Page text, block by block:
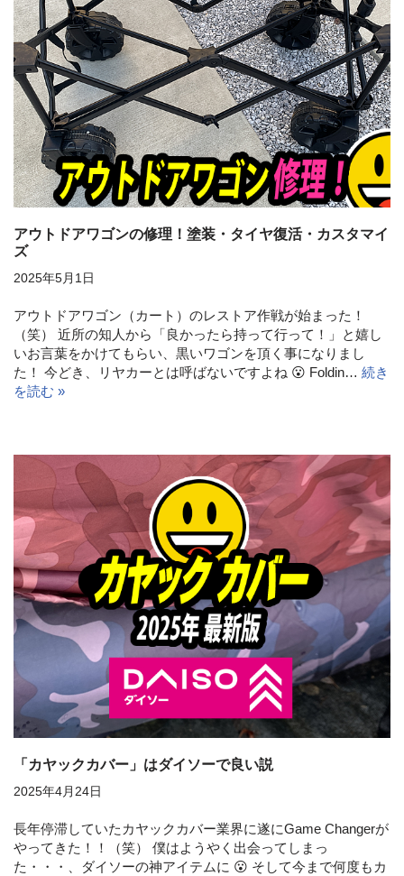
アウトドアワゴンの修理！塗装・タイヤ復活・カスタマイ
ズ
2025年5月1日
アウトドアワゴン（カート）のレストア作戦が始まった！
（笑） 近所の知人から「良かったら持って行って！」と嬉し
いお言葉をかけてもらい、黒いワゴンを頂く事になりまし
た！ 今どき、リヤカーとは呼ばないですよね 😮 Foldin… 続き
を読む »
「カヤックカバー」はダイソーで良い説
2025年4月24日
長年停滞していたカヤックカバー業界に遂にGame Changerが
やってきた！！（笑） 僕はようやく出会ってしまっ
た・・・、ダイソーの神アイテムに 😮 そして今まで何度もカ